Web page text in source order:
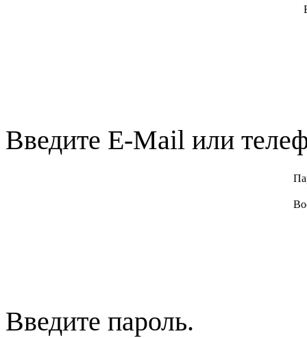
Введите E-Mail или
Введите пароль.